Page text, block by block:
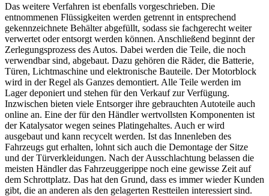
Das weitere Verfahren ist ebenfalls vorgeschrieben. Die
entnommenen Flüssigkeiten werden getrennt in entsprechend
gekennzeichnete Behälter abgefüllt, sodass sie fachgerecht weiter
verwertet oder entsorgt werden können. Anschließend beginnt der
Zerlegungsprozess des Autos. Dabei werden die Teile, die noch
verwendbar sind, abgebaut. Dazu gehören die Räder, die Batterie,
Türen, Lichtmaschine und elektronische Bauteile. Der Motorblock
wird in der Regel als Ganzes demontiert. Alle Teile werden im
Lager deponiert und stehen für den Verkauf zur Verfügung.
Inzwischen bieten viele Entsorger ihre gebrauchten Autoteile auch
online an. Eine der für den Händler wertvollsten Komponenten ist
der Katalysator wegen seines Platingehaltes. Auch er wird
ausgebaut und kann recycelt werden. Ist das Innenleben des
Fahrzeugs gut erhalten, lohnt sich auch die Demontage der Sitze
und der Türverkleidungen. Nach der Ausschlachtung belassen die
meisten Händler das Fahrzeuggerippe noch eine gewisse Zeit auf
dem Schrottplatz. Das hat den Grund, dass es immer wieder Kunden
gibt, die an anderen als den gelagerten Restteilen interessiert sind.